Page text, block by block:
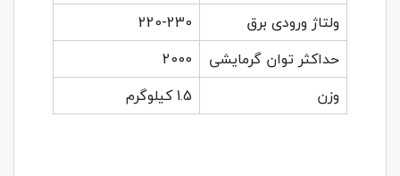
ولتاژ ورودی برق
220-230
حداکثر توان گرمایشی
2000
وزن
1.5 کیلوگرم